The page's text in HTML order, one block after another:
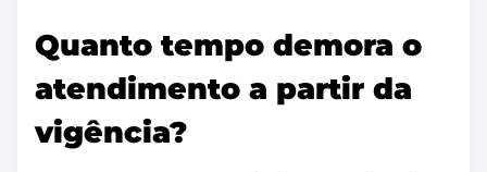
Quanto tempo demora o
atendimento a partir da
vigência?